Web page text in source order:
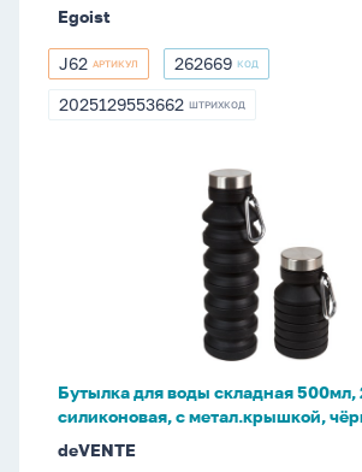
Egoist
J62
J62 АРТИКУЛ 262669
262669 КОД
2025129553662
2025129553662 ШТРИХКОД
см,
силиконовая,
с
Бутылка для воды складная 500мл,
силиконовая, с метал.крышкой,
deVENTE